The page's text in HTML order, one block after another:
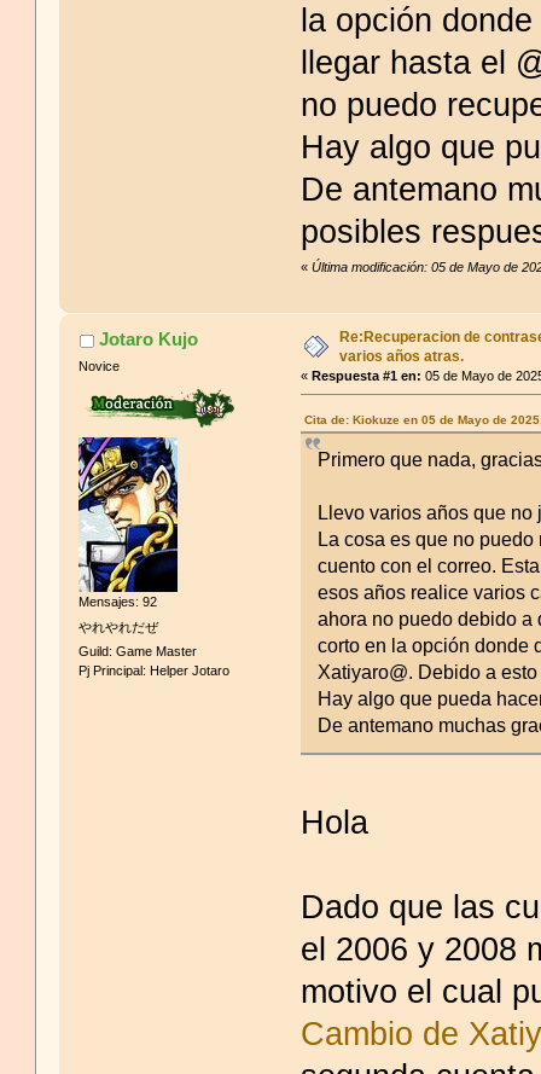
la opción
llegar hasta el
no puedo
Hay algo que
De antemano
posibles
«Última modificación: 05 de Mayo de
Jotaro Kujo
Novice
Mensajes: 92
やれやれだぜ
Guild: Game Master
Pj Principal: Helper Jotaro
Re:Recuperacion de
varios años atras.
«Respuesta #1 en: 05 de Mayo de
Cita de: Kiokuze en 05 de Mayo de
Primero que nada,
Llevo varios años que no
La cosa es que no
cuento con el correo.
esos años realice varios
ahora no puedo debido a
corto en la opción donde
Xatiyaro@. Debido a
Hay algo que pueda
De antemano muchas
Hola
Dado que las
el 2006 y 2008
motivo el cual
Cambio de